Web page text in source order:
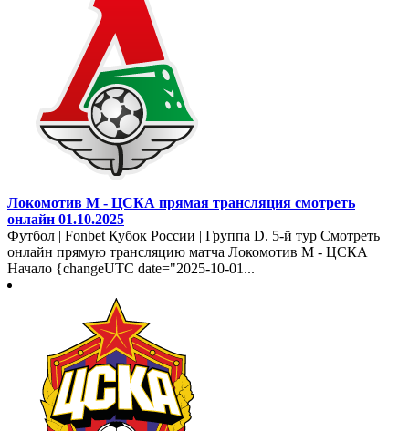
Локомотив М - ЦСКА прямая трансляция смотреть
онлайн 01.10.2025
Футбол | Fonbet Кубок России | Группа D. 5-й тур Смотреть
онлайн прямую трансляцию матча Локомотив М - ЦСКА
Начало {changeUTC date="2025-10-01...